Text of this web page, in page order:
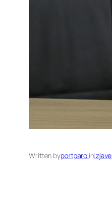
Written byportparolinIzjave